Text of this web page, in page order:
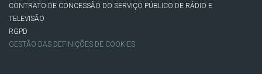
CONTRATO DE CONCESSÃO DO SERVIÇO PÚBLICO DE RÁDIO E
TELEVISÃO
RGPD
GESTÃO DAS DEFINIÇÕES DE COOKIES